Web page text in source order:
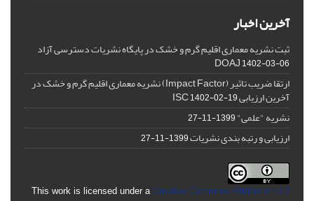
آخرین اخبار
ثبت نشریه معماری اقلیم گرم و خشک در پایگاه نشریات دسترسی آزاد
DOAJ1402-03-06
ارتقا ضریب تاثیر (Impact Factor) نشریه معماری اقلیم گرم و خشک در
آخرین ارزیابی ISC1402-02-19
نشریه "علمی"1399-11-27
ارزیابی و رتبه بندی نشریات1399-11-27
This work is licensed under a Creative Commons Attribution 4.0